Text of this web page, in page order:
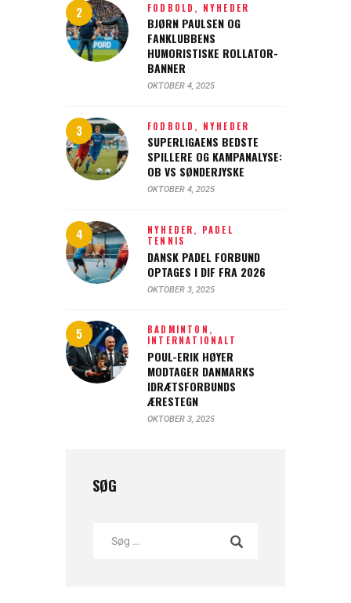
FODBOLD, NYHEDER
BJØRN PAULSEN OG
FANKLUBBENS
HUMORISTISKE ROLLATOR-
BANNER
OKTOBER 4, 2025
FODBOLD, NYHEDER
SUPERLIGAENS BEDSTE
SPILLERE OG KAMPANALYSE:
OB VS SØNDERJYSKE
OKTOBER 4, 2025
NYHEDER, PADEL
TENNIS
DANSK PADEL FORBUND
OPTAGES I DIF FRA 2026
OKTOBER 3, 2025
BADMINTON,
INTERNATIONALT
POUL-ERIK HØYER
MODTAGER DANMARKS
IDRÆTSFORBUNDS
ÆRESTEGN
OKTOBER 3, 2025
SØG